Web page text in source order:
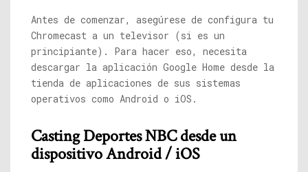
Antes de comenzar, asegúrese de configura tu
Chromecast a un televisor (si es un
principiante). Para hacer eso, necesita
descargar la aplicación Google Home desde la
tienda de aplicaciones de sus sistemas
operativos como Android o iOS.
CastingDeportes NBCdesde un
dispositivo Android / iOS